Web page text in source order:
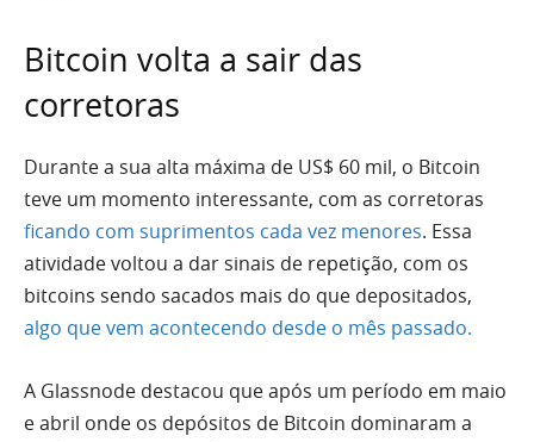
Bitcoin volta a sair das
corretoras
Durante a sua alta máxima de US$ 60 mil, o Bitcoin
teve um momento interessante, com as corretoras
ficando com suprimentos cada vez menores. Essa
atividade voltou a dar sinais de repetição, com os
bitcoins sendo sacados mais do que depositados,
algo que vem acontecendo desde o mês passado.
A Glassnode destacou que após um período em maio
e abril onde os depósitos de Bitcoin dominaram a